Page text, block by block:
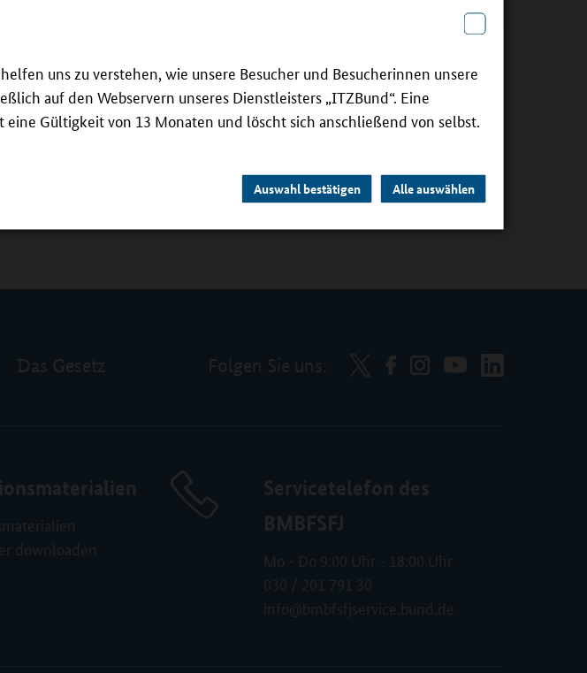
uns zu verstehen, wie unsere Besucher und Besucherinnen unsere
auf den Webservern unseres Dienstleisters „ITZBund“. Eine
Gültigkeit von 13 Monaten und löscht sich anschließend von selbst.
Auswahl bestätigen Alle auswählen
zu absolvieren. Mit
nahtlos. Möglich wurde das
wichtig, dass ich mir
Copyright:
BMBFSFJ
Das Gesetz Folgen Sie uns:
downloaden
Servicetelefon des
BMBFSFJ
Mo - Do 9:00 Uhr - 18:00 Uhr
030 / 201 791 30
info@bmbfsfjservice.bund.de